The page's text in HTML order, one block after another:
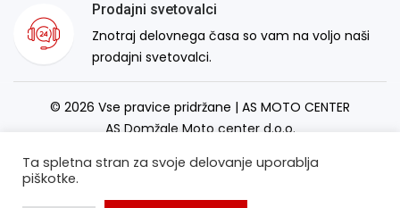
Prodajni svetovalci
Znotraj delovnega časa so vam na voljo naši
prodajni svetovalci.
© 2026 Vse pravice pridržane | AS MOTO CENTER
AS Domžale Moto center d.o.o.
Ta spletna stran za svoje delovanje uporablja
piškotke.